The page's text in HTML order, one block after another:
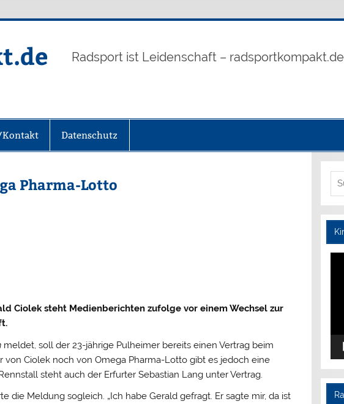
Radsport ist Leidenschaft –
Datenschutz
Pharma-Lotto
Ciolek steht Medienberichten zufolge vor einem Wechsel zur
meldet, soll der 23-jährige Pulheimer bereits einen Vertrag beim
von Ciolek noch von Omega Pharma-Lotto gibt es jedoch eine
steht auch der Erfurter Sebastian Lang unter Vertrag.
die Meldung sogleich. „Ich habe Gerald gefragt. Er sagte mir, da ist